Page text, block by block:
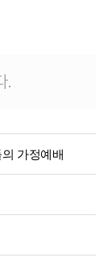
.
가정예배